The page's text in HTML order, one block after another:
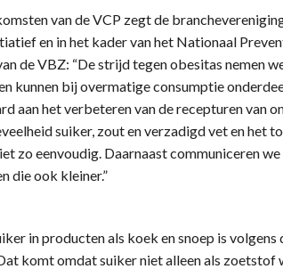
van de VCP zegt de
en in het kader van het Nationaal
de VBZ: “De strijd tegen obesitas nemen
kunnen bij overmatige consumptie
aan het verbeteren van de recepturen van
suiker, zout en verzadigd vet en het
zo eenvoudig. Daarnaast communiceren
die ook kleiner.”
in producten als koek en snoep is volgens
komt omdat suiker niet alleen als zoetstof